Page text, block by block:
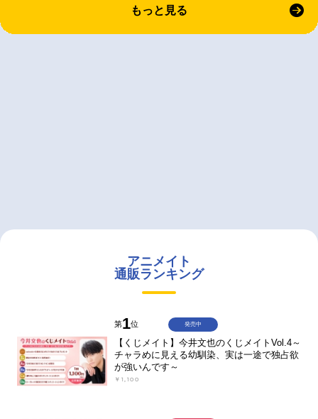
もっと見る
アニメイト
通販ランキング
第1位
【くじメイト】今井文也のくじメイトVol.4～
チャラめに見える幼馴染、実は一途で独占欲
が強いんです～
￥1,100
発売中